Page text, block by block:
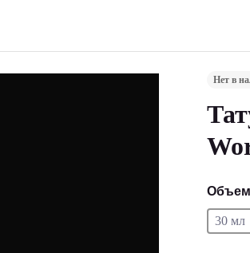
Нет в
Объем
30 мл